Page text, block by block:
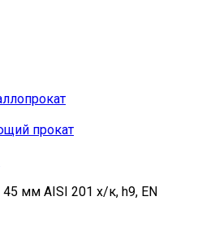
прокат
мм AISI 201 х/к, h9, EN